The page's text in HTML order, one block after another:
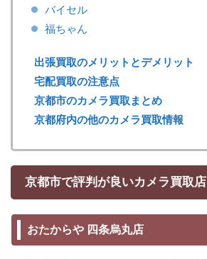
バイセル
福ちゃん
出張買取のメリットとデメリット
宅配買取の注意点
京都市のカメラ買取まとめ
京都府内の他のカメラ買取情報
京都市で評判が良いカメラ買取店
おたからや 四条烏丸店